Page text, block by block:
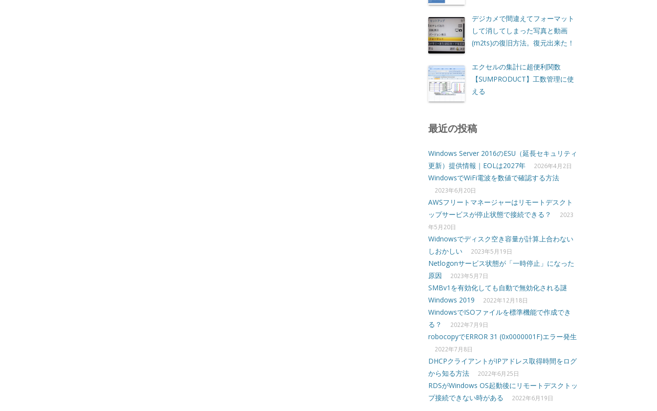
デジカメで間違えてフォーマット
して消してしまった写真と動画
(m2ts)の復旧方法。復元出来た！
エクセルの集計に超便利関数
【SUMPRODUCT】工数管理に使
える
最近の投稿
Windows Server 2016のESU（延長セキュリティ
更新）提供情報｜EOLは2027年
2026年4月2日
WindowsでWiFi電波を数値で確認する方法
2023年6月20日
AWSフリートマネージャーはリモートデスクト
ップサービスが停止状態で接続できる？
2023
年5月20日
Widnowsでディスク空き容量が計算上合わない
しおかしい
2023年5月19日
Netlogonサービス状態が「一時停止」になった
原因
2023年5月7日
SMBv1を有効化しても自動で無効化される謎
Windows 2019
2022年12月18日
WindowsでISOファイルを標準機能で作成でき
る？
2022年7月9日
robocopyでERROR 31 (0x0000001F)エラー発生
2022年7月8日
DHCPクライアントがIPアドレス取得時間をログ
から知る方法
2022年6月25日
RDSがWindows OS起動後にリモートデスクトッ
プ接続できない時がある
2022年6月19日